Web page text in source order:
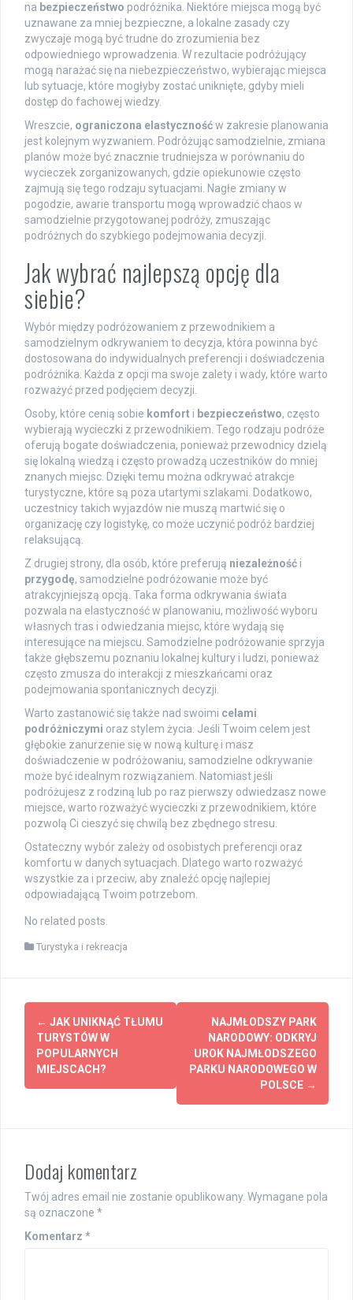
na bezpieczeństwo podróżnika. Niektóre miejsca mogą być
uznawane za mniej bezpieczne, a lokalne zasady czy
zwyczaje mogą być trudne do zrozumienia bez
odpowiedniego wprowadzenia. W rezultacie podróżujący
mogą narażać się na niebezpieczeństwo, wybierając miejsca
lub sytuacje, które mogłyby zostać uniknięte, gdyby mieli
dostęp do fachowej wiedzy.
Wreszcie, ograniczona elastycznośćw zakresie planowania
jest kolejnym wyzwaniem. Podróżując samodzielnie, zmiana
planów może być znacznie trudniejsza w porównaniu do
wycieczek zorganizowanych, gdzie opiekunowie często
zajmują się tego rodzaju sytuacjami. Nagłe zmiany w
pogodzie, awarie transportu mogą wprowadzić chaos w
samodzielnie przygotowanej podróży, zmuszając
podróżnych do szybkiego podejmowania decyzji.
Jak wybrać najlepszą opcję dla
siebie?
Wybór między podróżowaniem z przewodnikiem a
samodzielnym odkrywaniem to decyzja, która powinna być
dostosowana do indywidualnych preferencji i doświadczenia
podróżnika. Każda z opcji ma swoje zalety i wady, które warto
rozważyć przed podjęciem decyzji.
Osoby, które cenią sobie komfort i bezpieczeństwo, często
wybierają wycieczki z przewodnikiem. Tego rodzaju podróże
oferują bogate doświadczenia, ponieważ przewodnicy dzielą
się lokalną wiedzą i często prowadzą uczestników do mniej
znanych miejsc. Dzięki temu można odkrywać atrakcje
turystyczne, które są poza utartymi szlakami. Dodatkowo,
uczestnicy takich wyjazdów nie muszą martwić się o
organizację czy logistykę, co może uczynić podróż bardziej
relaksującą.
Z drugiej strony, dla osób, które preferują niezależność i
przygodę, samodzielne podróżowanie może być
atrakcyjniejszą opcją. Taka forma odkrywania świata
pozwala na elastyczność w planowaniu, możliwość wyboru
własnych tras i odwiedzania miejsc, które wydają się
interesujące na miejscu. Samodzielne podróżowanie sprzyja
także głębszemu poznaniu lokalnej kultury i ludzi, ponieważ
często zmusza do interakcji z mieszkańcami oraz
podejmowania spontanicznych decyzji.
Warto zastanowić się także nad swoimi celami
podróżniczymi oraz stylem życia. Jeśli Twoim celem jest
głębokie zanurzenie się w nową kulturę i masz
doświadczenie w podróżowaniu, samodzielne odkrywanie
może być idealnym rozwiązaniem. Natomiast jeśli
podróżujesz z rodziną lub po raz pierwszy odwiedzasz nowe
miejsce, warto rozważyć wycieczki z przewodnikiem, które
pozwolą Ci cieszyć się chwilą bez zbędnego stresu.
Ostateczny wybór zależy od osobistych preferencji oraz
komfortu w danych sytuacjach. Dlatego warto rozważyć
wszystkie za i przeciw, aby znaleźć opcję najlepiej
odpowiadającą Twoim potrzebom.
No related posts.
Turystyka i rekreacja
Post
navigation
← JAK UNIKNĄĆ TŁUMU
TURYSTÓW W
POPULARNYCH
MIEJSCACH?
NAJMŁODSZY PARK
NARODOWY: ODKRYJ
UROK NAJMŁODSZEGO
PARKU NARODOWEGO W
POLSCE →
Dodaj komentarz
Twój adres email nie zostanie opublikowany. Wymagane pola
są oznaczone *
Komentarz *